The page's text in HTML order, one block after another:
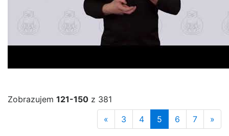
Zobrazujem 121-150 z 381
«
3 4 5 6 7 »